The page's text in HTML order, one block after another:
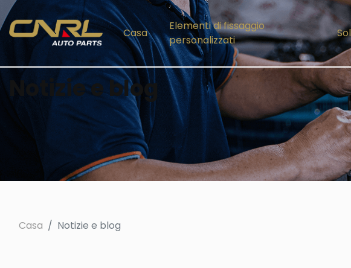
Casa
Elementi di fissaggio
personalizzati
Notizie e blog
Casa Notizie e blog